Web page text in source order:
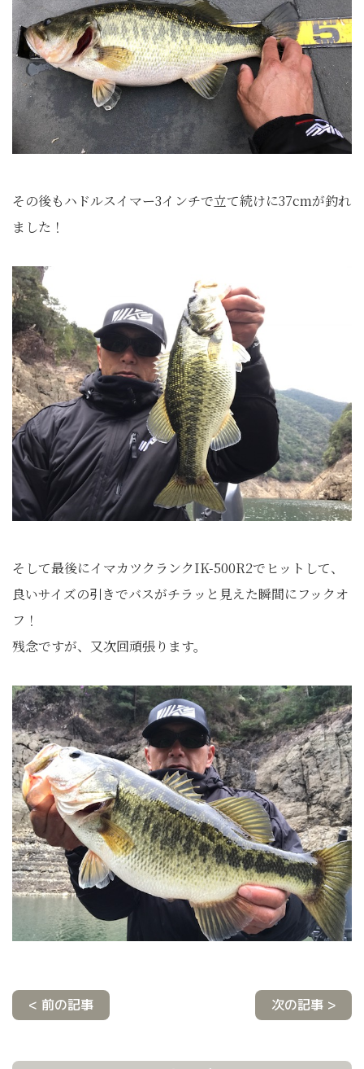
その後もハドルスイマー3インチで立て続けに37cmが釣れ
ました！
そして最後にイマカツクランクIK-500R2でヒットして、
良いサイズの引きでバスがチラッと見えた瞬間にフックオ
フ！
残念ですが、又次回頑張ります。
< 前の記事 次の記事 >